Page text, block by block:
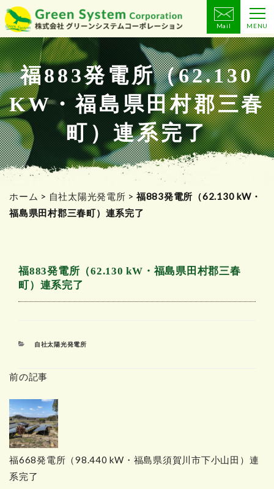
コ
ン
テ
ン
ツ
へ
ス
キ
ッ
プ
Mail MENU
福883発電所（62.130
KW・福島県田村郡三春
町）連系完了
ホーム > 自社太陽光発電所 > 福883発電所（62.130 kW・
福島県田村郡三春町）連系完了
福883発電所（62.130 kW・福島県田村郡三春
町）連系完了
カ
リ
自社太陽光発電所
前の記事
福668発電所（98.440 kW・福島県須賀川市下小山田）連
系完了